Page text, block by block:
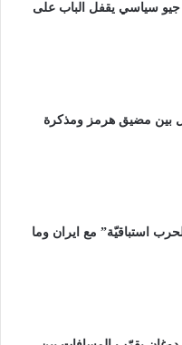
سياسي يقفل الباب على
بين مضيق هرمز ومذكرة
استباقيّة” مع ايران وما